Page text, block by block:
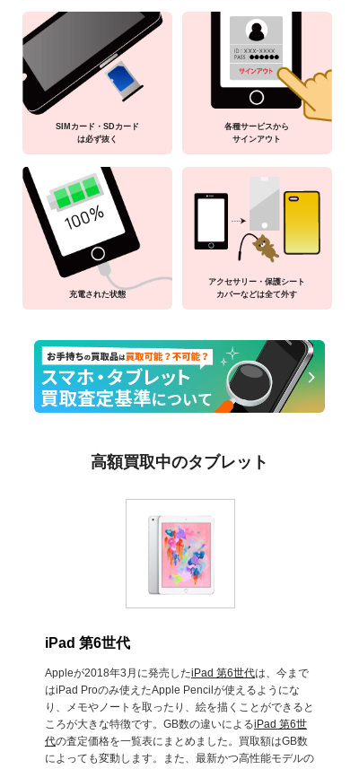
SIMカード・SDカード
は必ず抜く
各種サービスから
サインアウト
充電された状態
アクセサリー・保護シート
カバーなどは全て外す
高額買取中のタブレット
iPad 第6世代
Appleが2018年3月に発売したiPad 第6世代は、今まで
はiPad Proのみ使えたApple Pencilが使えるようにな
り、メモやノートを取ったり、絵を描くことができると
ころが大きな特徴です。GB数の違いによるiPad 第6世
代の査定価格を一覧表にまとめました。買取額はGB数
によっても変動します。また、最新かつ高性能モデルの